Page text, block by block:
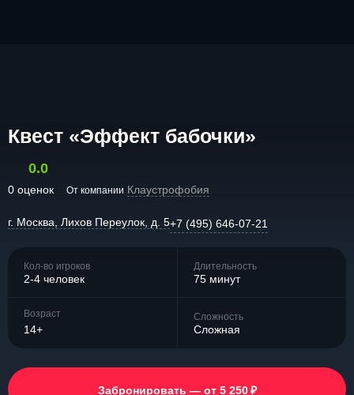
Квест «Эффект бабочки»
0.0
0 оценок От компании Клаустрофобия
г. Москва, Лихов Переулок, д. 5+7 (495) 646-07-21
Кол-во игроков
2-4 человек
Длительность
75 минут
Возраст
14+
Сложность
Сложная
Забронировать — от 5 250 ₽